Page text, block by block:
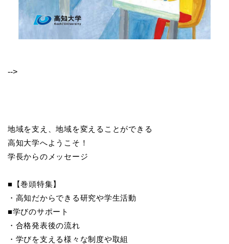
-->
地域を支え、地域を変えることができる
高知大学へようこそ！
学長からのメッセージ
■【巻頭特集】
・高知だからできる研究や学生活動
■学びのサポート
・合格発表後の流れ
・学びを支える様々な制度や取組